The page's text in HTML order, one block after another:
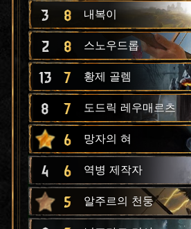
3 8 내복이
2 8 스노우드롭
13 7 황제 골렘
8 7 도드릭 레우매르츠
6 망자의 혀
4 6 역병 제작자
5 알주르의 천둥